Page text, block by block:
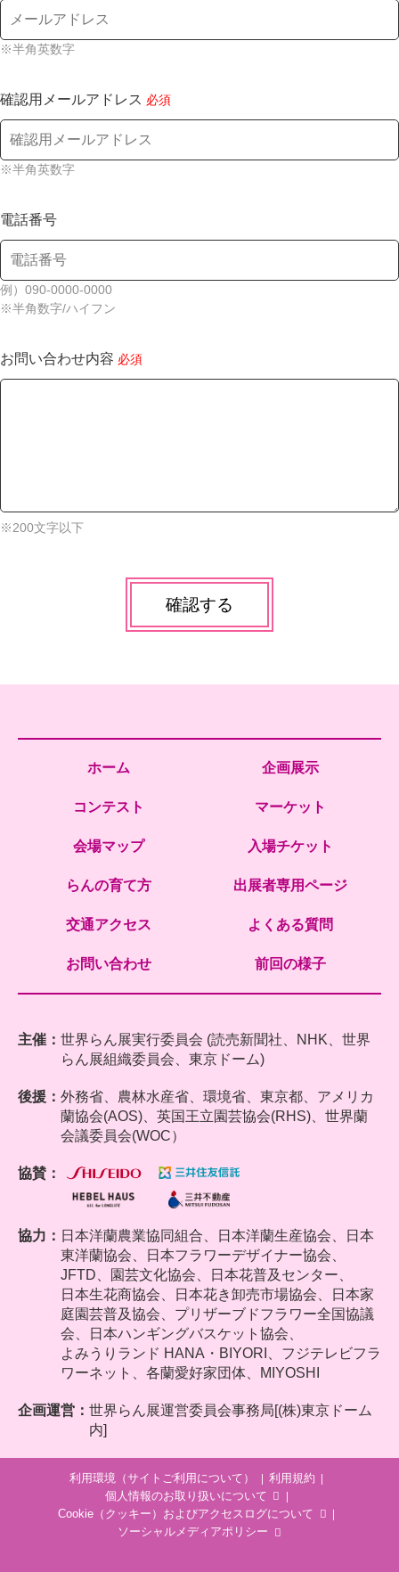
※半角英数字
確認用メールアドレス 必須
※半角英数字
電話番号
例）090-0000-0000
※半角数字/ハイフン
お問い合わせ内容 必須
※200文字以下
確認する
ホーム 企画展示
コンテスト マーケット
会場マップ 入場チケット
らんの育て方 出展者専用ページ
交通アクセス よくある質問
お問い合わせ 前回の様子
主催： 世界らん展実行委員会 (読売新聞社、NHK、世界
らん展組織委員会、東京ドーム)
後援： 外務省、農林水産省、環境省、東京都、アメリカ
蘭協会(AOS)、英国王立園芸協会(RHS)、世界蘭
会議委員会(WOC）
協賛：
協力： 日本洋蘭農業協同組合、
日本洋蘭生産協会、日本
東洋蘭協会、日本フラワーデザイナー協会、
JFTD、園芸文化協会、日本花普及センター、
日本生花商協会、日本花き卸売市場協会、日本家
庭園芸普及協会、プリザーブドフラワー全国協議
会、日本ハンギングバスケット協会、
よみうりランド HANA・BIYORI、フジテレビフラ
ワーネット、各蘭愛好家団体、MIYOSHI
企画運営： 世界らん展運営委員会事務局[(株)東京ドーム
内]
利用環境（サイトご利用について）
利用規約
個人情報のお取り扱いについて
Cookie（クッキー）およびアクセスログについて
ソーシャルメディアポリシー